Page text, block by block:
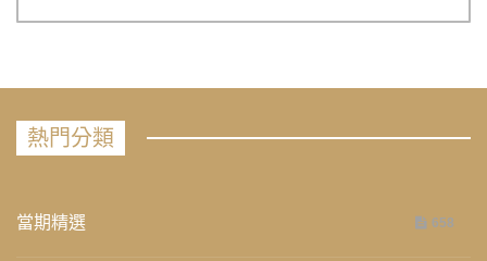
熱門分類
當期精選 658